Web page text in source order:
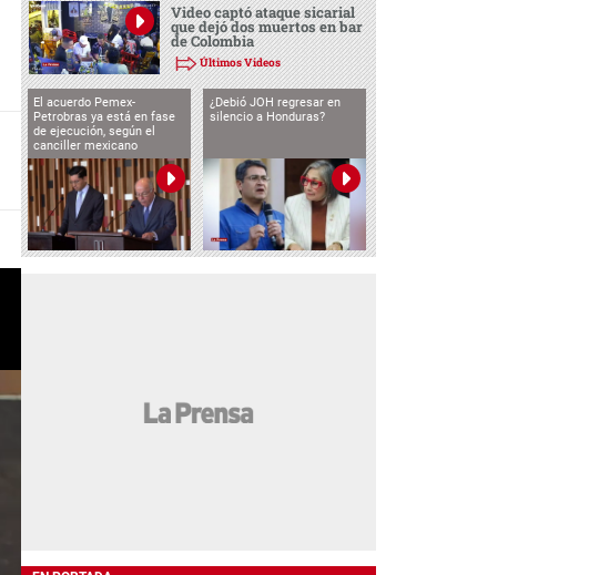
Video captó ataque sicarial
que dejó dos muertos en bar
de Colombia
Últimos Videos
El acuerdo Pemex-
Petrobras ya está en fase
de ejecución, según el
canciller mexicano
¿Debió JOH regresar en
silencio a Honduras?